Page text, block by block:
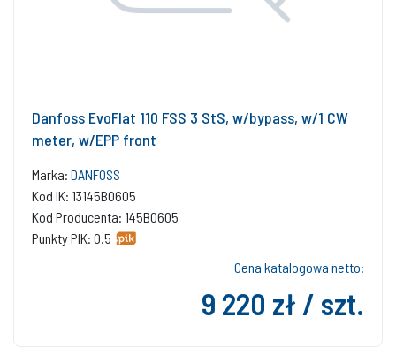
Danfoss EvoFlat 110 FSS 3 StS, w/bypass, w/1 CW
meter, w/EPP front
Marka: DANFOSS
Kod IK: 13145B0605
Kod Producenta: 145B0605
Punkty PIK: 0.5
Cena katalogowa netto:
9 220 zł / szt.